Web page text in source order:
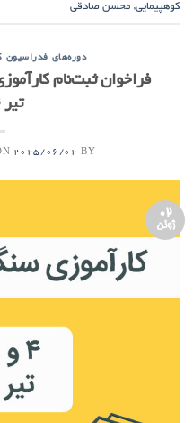
کوهپیمایی, محسن صادقی
دوره‌های فدراسیون
تیر ۱۴۰۴
2025/06/02 BY
02
ژوئن